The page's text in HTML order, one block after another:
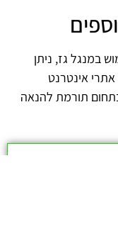
במנגל גז, ניתן
אתרי אינטרנט
תורמת להנאה